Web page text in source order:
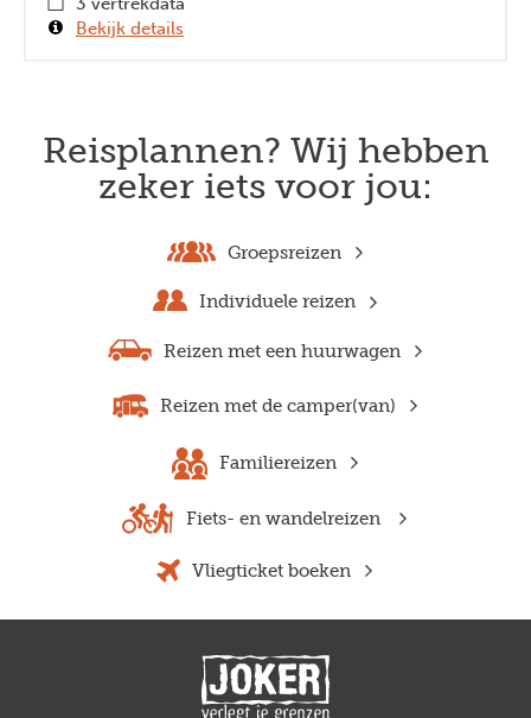
Bekijk details
Reisplannen? Wij hebben
zeker iets voor jou:
Groepsreizen
Individuele reizen
Reizen met een huurwagen
Reizen met de camper(van)
Familiereizen
Fiets- en wandelreizen
Vliegticket boeken